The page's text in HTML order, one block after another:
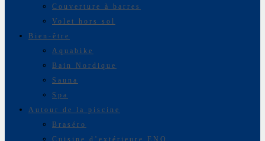
Couverture à barres
Volet hors sol
Bien-être
Aquabike
Bain Nordique
Sauna
Spa
Autour de la piscine
Braséro
Cuisine d’extérieure ENO